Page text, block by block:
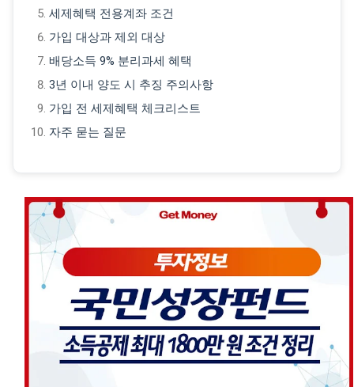
세제혜택 전용계좌 조건
가입 대상과 제외 대상
배당소득 9% 분리과세 혜택
3년 이내 양도 시 추징 주의사항
가입 전 세제혜택 체크리스트
자주 묻는 질문